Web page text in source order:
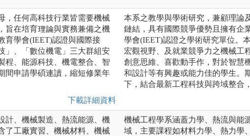
，任何高科技行業皆需要機械
旨在培育理論與實務兼備之機
育學會(IEET)認證與國際接
」、「數位機電」三大群組安
程、能源科技、機電整合、智
間申請學碩連讀，縮短修業年
下載詳細資料
本系之教學與學術研究，兼顧理論
鏈結，具有國際競爭優勢且擁有企
學會(IEET)認證之學術研究單位。
宏觀視野、及就業競爭力之機械工
創意思維、喜歡動手作，對於智慧
和設計等有興趣或能力佳的學生。
下，結合最新工程科技與跨域整合，
計、機械製造、熱流能源、機
了工廠實習、機械材料、機械
機械工程學系涵蓋力學、熱流與能
域，主要課程如材料力學、熱力學